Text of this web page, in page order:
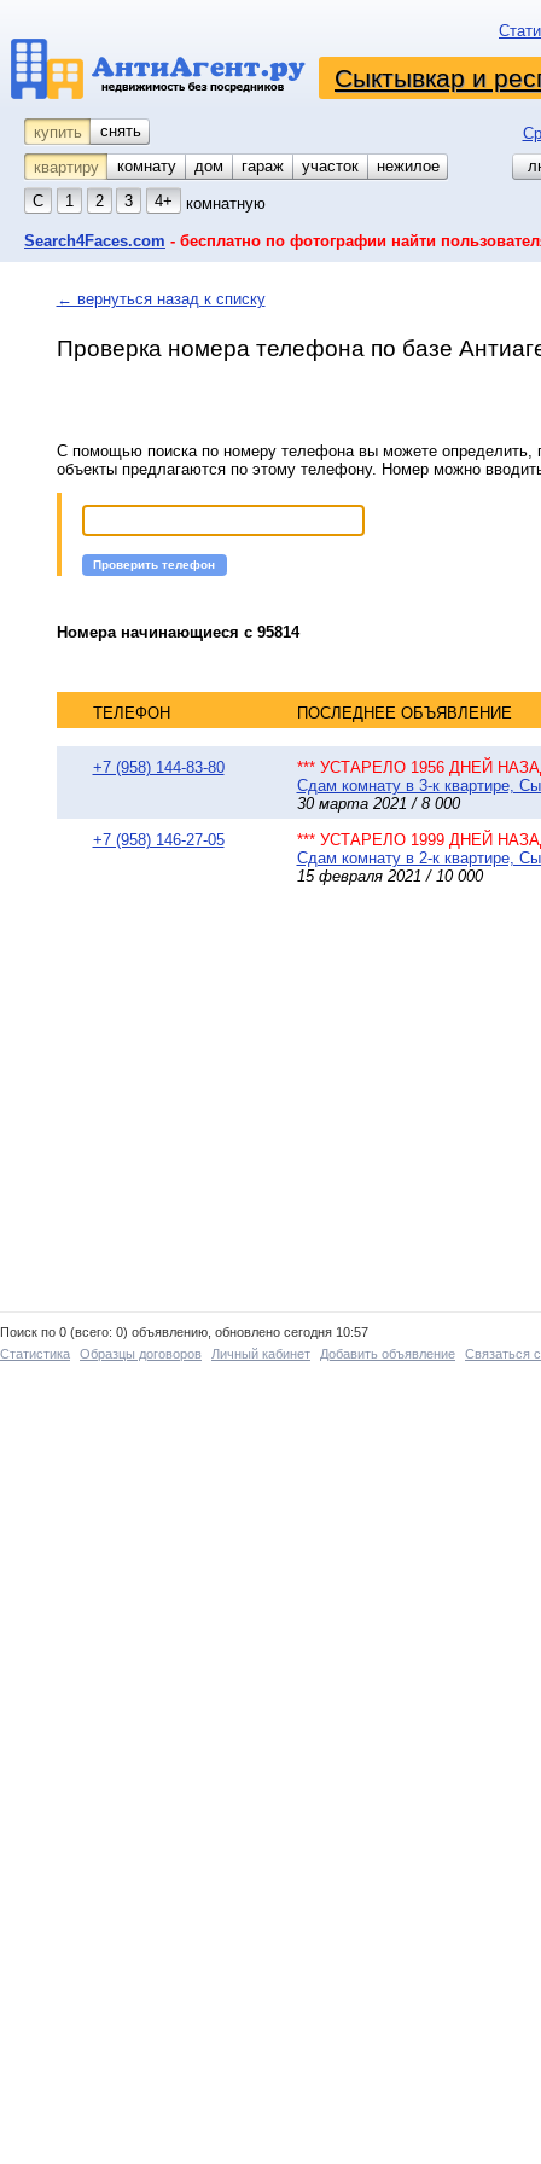
Сыктывкар и
купить снять
квартиру
комнату койко-место
дом гараж участок
нежилое
С
1 2 3 4+ комнатную
Search4Faces.com - бесплатно по фотографии найти
← вернуться назад к списку
Проверка номера телефона по базе
С помощью поиска по номеру телефона вы можете определить,
объекты предлагаются по этому телефону. Номер можно
Проверить телефон
Номера начинающиеся с 95814
ТЕЛЕФОН ПОСЛЕДНЕЕ ОБЪЯВЛЕНИЕ
+7 (958) 144-83-80
*** УСТАРЕЛО 1956 ДНЕЙ
Сдам комнату в 3-к квартире,
30 марта 2021 / 8 000
+7 (958) 146-27-05
*** УСТАРЕЛО 1999 ДНЕЙ
Сдам комнату в 2-к квартире,
15 февраля 2021 / 10 000
Поиск по 0 (всего: 0) объявлению, обновлено сегодня 10:57
Статистика
Образцы договоров Личный кабинет Добавить объявление Связаться